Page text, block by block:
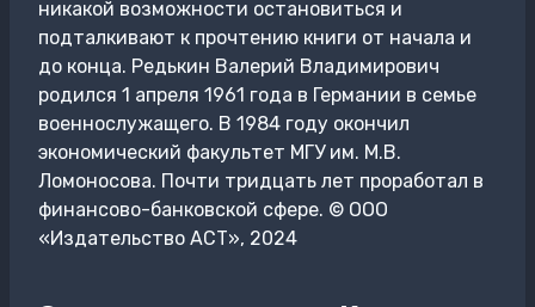
никакой возможности остановиться и
подталкивают к прочтению книги от начала и
до конца. Редькин Валерий Владимирович
родился 1 апреля 1961 года в Германии в семье
военнослужащего. В 1984 году окончил
экономический факультет МГУ им. М.В.
Ломоносова. Почти тридцать лет проработал в
финансово-банковской сфере. © ООО
«Издательство АСТ», 2024